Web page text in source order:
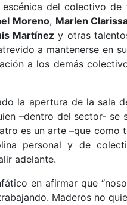
del colectivo
Moreno, Marlen
Martínez y otras
a mantenerse en
a los demás
la apertura de la sala
–dentro del sector- se
es un arte –que como
personal y de
adelante.
en afirmar que
Maderos no